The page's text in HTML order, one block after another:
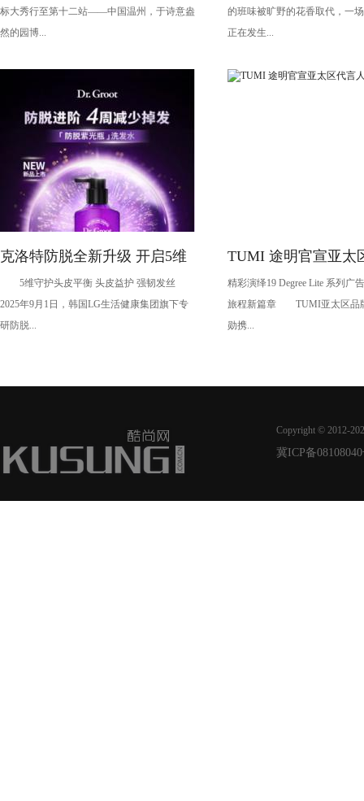
标大秀行至第十二站——中国温州，于诗意盎
然的园博...
经
的班味被旷野的花香取代，一
正在发生...
克洛特防脱全新升级 开启5维
守护头皮健康新时代
5维守护头皮平衡 头皮益护 强韧发丝
2025年9月1日，韩国LG生活健康集团旗下专
研防脱...
TUMI 途明官宣亚太
——魏大勋
精彩演绎19 Degree Lite 系列广
旅程新篇章 TUMI亚太区品
勋携...
Copyright © 2012-
冀ICP备